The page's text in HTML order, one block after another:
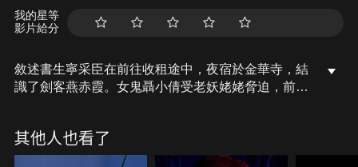
我的星等
影片給分
敘述書生寧采臣在前往收租途中，夜宿於金華寺，結
識了劍客燕赤霞。女鬼聶小倩受老妖姥姥脅迫，前往
臨行前更囑咐寧與燕同宿，因此幸而避過一劫。原來
聶小倩本為官家之女，因客死異鄉，遭姥姥操縱，而
其他人也看了